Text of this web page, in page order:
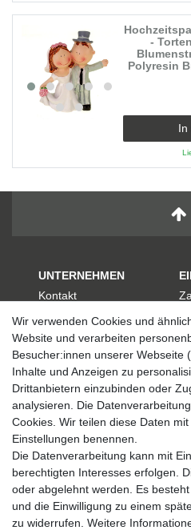
-
Polyresin
In
UNTERNEHMEN
Kontakt
AGB
Impressum
KATEGORIEN
Deko und
Figuren /
Garten
Partydekoration
Schmuck und
Sale
ZAHLUNG
Wir verwenden Cookies und
Website und verarbeiten
Besucher:innen unserer Webseite
Inhalte und Anzeigen zu
Drittanbietern einzubinden oder
analysieren. Die
Cookies. Wir teilen diese Daten
Einstellungen benennen.
Die Datenverarbeitung kann mit
berechtigten Interesses erfolgen.
oder abgelehnt werden. Es
und die Einwilligung zu einem
zu widerrufen. Weitere